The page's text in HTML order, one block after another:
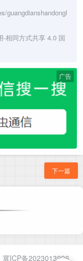
guangdianshandongl
-相同方式共享 4.0 国
广告
下一篇
冀ICP备2023013996